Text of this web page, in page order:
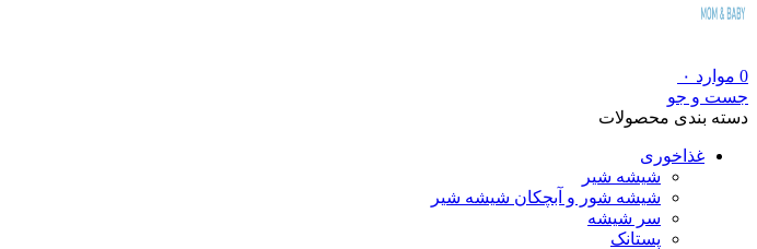
0 موارد ۰
جست و جو
دسته بندی محصولات
غذاخوری
شیشه شیر
شیشه ‌شور و آبچکان شیشه‌ شیر
سر شیشه
پستانک